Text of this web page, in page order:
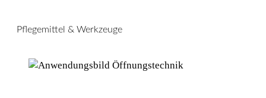
Pflegemittel & Werkzeuge